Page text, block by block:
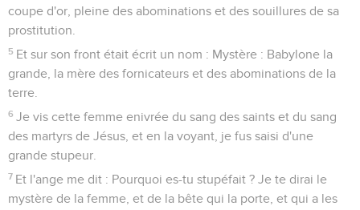
coupe d'or, pleine des abominations et des souillures de sa
prostitution.
5 Et sur son front était écrit un nom : Mystère : Babylone la
grande, la mère des fornicateurs et des abominations de la
terre.
6 Je vis cette femme enivrée du sang des saints et du sang
des martyrs de Jésus, et en la voyant, je fus saisi d'une
grande stupeur.
7 Et l'ange me dit : Pourquoi es-tu stupéfait ? Je te dirai le
mystère de la femme, et de la bête qui la porte, et qui a les